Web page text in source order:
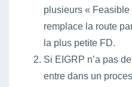
plusieurs « Feasible
remplace la route
la plus petite FD.
Si EIGRP n’a pas
entre dans un